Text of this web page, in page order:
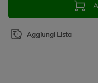
Aggiungi Lista